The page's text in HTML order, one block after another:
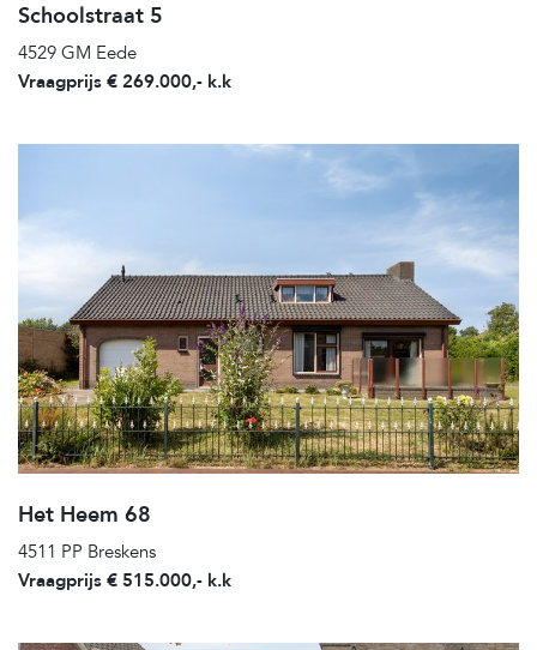
Schoolstraat 5
4529 GM Eede
Vraagprijs € 269.000,- k.k
Het Heem 68
4511 PP Breskens
Vraagprijs € 515.000,- k.k